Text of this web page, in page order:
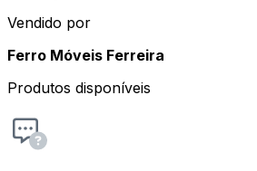
Vendido por
Ferro Móveis Ferreira
Produtos disponíveis